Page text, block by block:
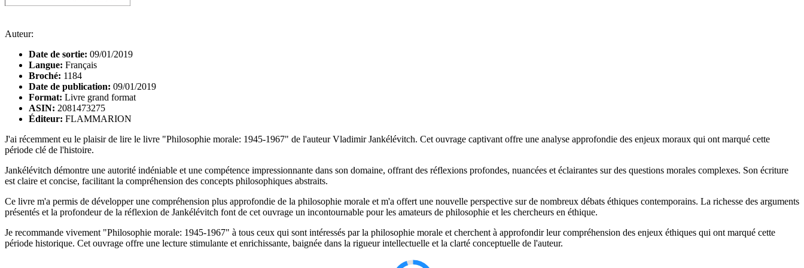
Auteur:
Date de sortie: 09/01/2019
Langue: Français
Broché: 1184
Date de publication: 09/01/2019
Format: Livre grand format
ASIN: 2081473275
Éditeur: FLAMMARION
J'ai récemment eu le plaisir de lire le livre "Philosophie morale: 1945-1967" de l'auteur Vladimir Jankélévitch. Cet ouvrage captivant offre une analyse approfondie des enjeux moraux qui ont marqué cette
période clé de l'histoire.
Jankélévitch démontre une autorité indéniable et une compétence impressionnante dans son domaine, offrant des réflexions profondes, nuancées et éclairantes sur des questions morales complexes. Son écriture
est claire et concise, facilitant la compréhension des concepts philosophiques abstraits.
Ce livre m'a permis de développer une compréhension plus approfondie de la philosophie morale et m'a offert une nouvelle perspective sur de nombreux débats éthiques contemporains. La richesse des arguments
présentés et la profondeur de la réflexion de Jankélévitch font de cet ouvrage un incontournable pour les amateurs de philosophie et les chercheurs en éthique.
Je recommande vivement "Philosophie morale: 1945-1967" à tous ceux qui sont intéressés par la philosophie morale et cherchent à approfondir leur compréhension des enjeux éthiques qui ont marqué cette
période historique. Cet ouvrage offre une lecture stimulante et enrichissante, baignée dans la rigueur intellectuelle et la clarté conceptuelle de l'auteur.